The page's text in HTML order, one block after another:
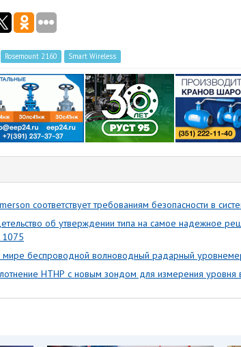
Rosemount 2160 Smart Wireless
соответствует требованиям безопасности в
об утверждении типа на самое надежное
1075
мире беспроводной волноводный радарный
НТНР с новым зондом для измерения